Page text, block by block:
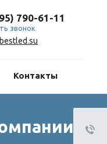
790-61-11
звонок
Контакты